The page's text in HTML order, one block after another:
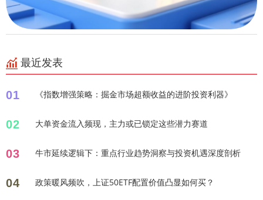
最近发表
01 《指数增强策略：掘金市场超额收益的进阶投资利器》
02 大单资金流入频现，主力或已锁定这些潜力赛道
03 牛市延续逻辑下：重点行业趋势洞察与投资机遇深度剖析
04 政策暖风频吹，上证50ETF配置价值凸显如何买？